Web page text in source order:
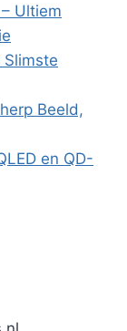
Ultiem
Slimste
Beeld,
en QD-